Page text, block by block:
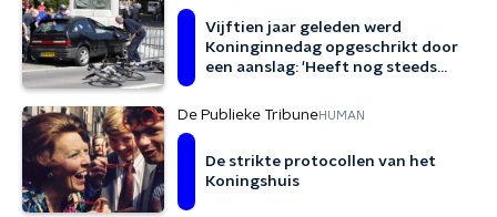
Vijftien jaar geleden werd
Koninginnedag opgeschrikt door
een aanslag: 'Heeft nog steeds
De Publieke TribuneHUMAN
De strikte protocollen van het
Koningshuis